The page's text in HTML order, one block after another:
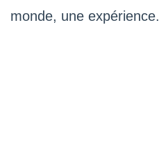
monde, une expérience.